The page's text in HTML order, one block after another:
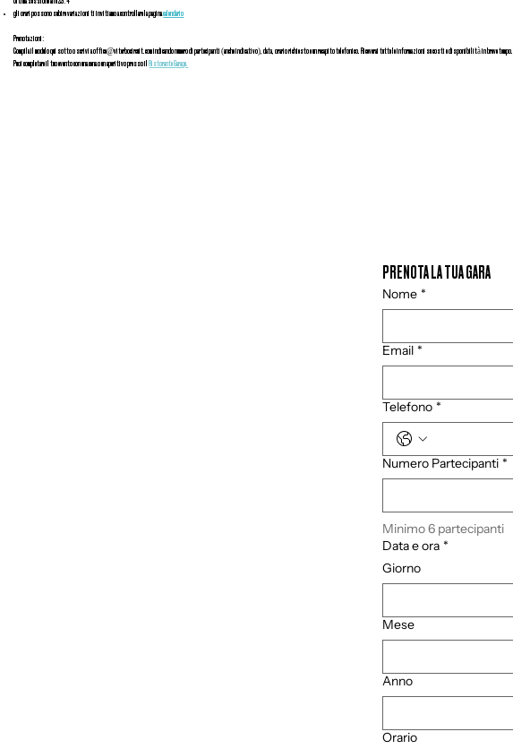
gli orari possono subire variazioni ti invitiamo a controllare la paginacalendario
Prenotazioni:
Compila il modulo qui sotto o scrivi a office@viterbocircuit.com indicando numero di partecipanti (anche indicativo), data, orario richiesto e un recapito telefonico. Riceverai tutte le informazioni su costi e disponibilità in breve tempo.
Puoi completare il tuo evento con una cena o un aperitivo presso il Ristorante Garage.
PRENOTA LA TUA GARA
Nome *
Email *
Telefono *
Numero Partecipanti *
Minimo 6 partecipanti
Data e ora *
Giorno
Mese
Anno
Orario